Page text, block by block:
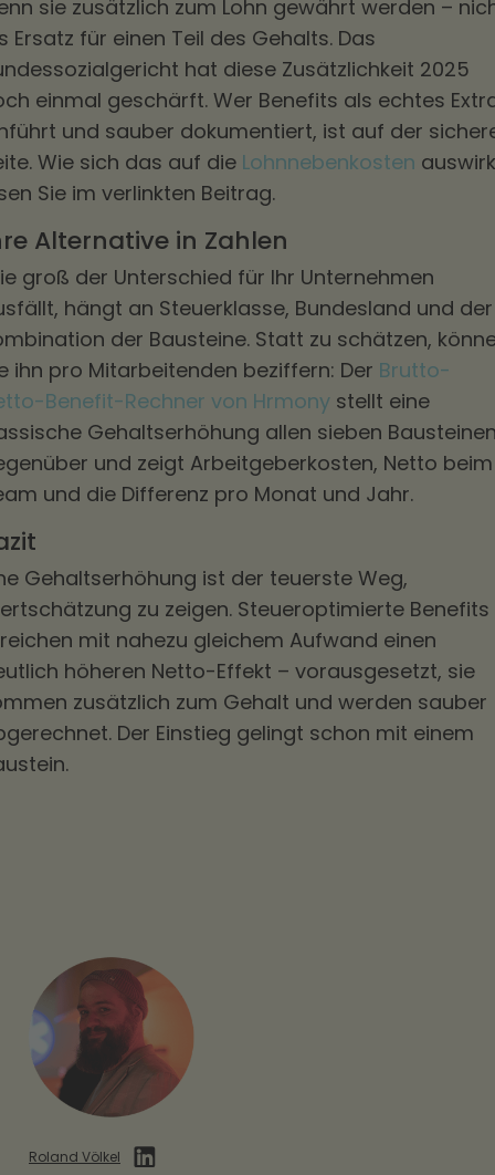
sie zusätzlich zum Lohn gewährt werden –
Ersatz für einen Teil des Gehalts. Das
hat diese Zusätzlichkeit 2025
einmal geschärft. Wer Benefits als echtes
und sauber dokumentiert, ist auf der
Wie sich das auf die Lohnnebenkosten
Sie im verlinkten Beitrag.
Alternative in Zahlen
groß der Unterschied für Ihr Unternehmen
hängt an Steuerklasse, Bundesland und der
der Bausteine. Statt zu schätzen,
ihn pro Mitarbeitenden beziffern: Der Brutto-
Benefit-Rechner von Hrmony stellt eine
Gehaltserhöhung allen sieben
und zeigt Arbeitgeberkosten, Netto beim
und die Differenz pro Monat und Jahr.
Gehaltserhöhung ist der teuerste Weg,
zu zeigen. Steueroptimierte Benefits
mit nahezu gleichem Aufwand einen
höheren Netto-Effekt – vorausgesetzt, sie
zusätzlich zum Gehalt und werden sauber
Der Einstieg gelingt schon mit einem
Roland Völkel